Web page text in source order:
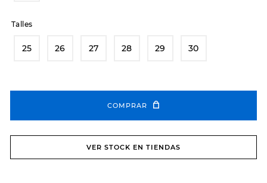
Talles
25 26 27 28 29 30
COMPRAR
VER STOCK EN TIENDAS